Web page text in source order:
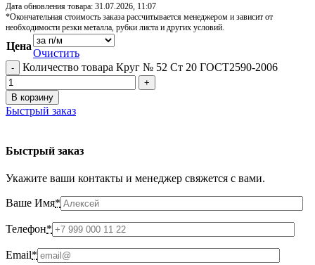
Дата обновления товара: 31.07.2026, 11:07
*Окончательная стоимость заказа рассчитывается менеджером и зависит от
необходимости резки металла, рубки листа и других условий.
Цена
Очистить
Количество товара Круг № 52 Ст 20 ГОСТ2590-2006
В корзину
Быстрый заказ
Быстрый заказ
Укажите ваши контакты и менеджер свяжется с вами.
Ваше Имя*
Телефон*
Email*